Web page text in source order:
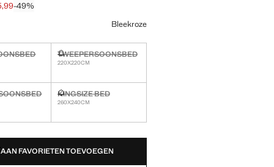
prijs doorgehaald [€ 69,99 ]
35,99 ]
-49%
Bleekroze
TWEEPERSOONSBED
220X220CM
Ik wil hem!
KINGSIZE BED
260X240CM
Ik wil hem!
AAN FAVORIETEN TOEVOEGEN